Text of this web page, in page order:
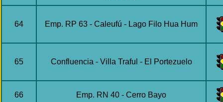
64 Emp. RP 63 - Caleufú - Lago Filo Hua Hum
65 Confluencia - Villa Traful - El Portezuelo
66 Emp. RN 40 - Cerro Bayo